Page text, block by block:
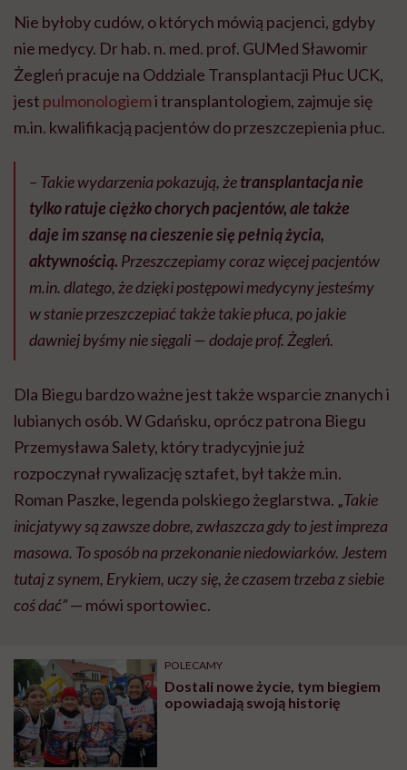
Nie byłoby cudów, o których mówią pacjenci, gdyby
nie medycy. Dr hab. n. med. prof. GUMed Sławomir
Żegleń pracuje na Oddziale Transplantacji Płuc UCK,
jest pulmonologiemi transplantologiem, zajmuje się
m.in. kwalifikacją pacjentów do przeszczepienia płuc.
– Takie wydarzenia pokazują, żetransplantacja nie
tylko ratuje ciężko chorych pacjentów, ale także
daje im szansę na cieszenie się pełnią życia,
aktywnością. Przeszczepiamy coraz więcej pacjentów
m.in. dlatego, że dzięki postępowi medycyny jesteśmy
w stanie przeszczepiać także takie płuca, po jakie
dawniej byśmy nie sięgali— dodaje prof. Żegleń.
Dla Biegu bardzo ważne jest także wsparcie znanych i
lubianych osób. W Gdańsku, oprócz patrona Biegu
Przemysława Salety, który tradycyjnie już
rozpoczynał rywalizację sztafet, był także m.in.
Roman Paszke, legenda polskiego żeglarstwa. „Takie
inicjatywy są zawsze dobre, zwłaszcza gdy to jest impreza
masowa. To sposób na przekonanie niedowiarków. Jestem
tutaj z synem, Erykiem, uczy się, że czasem trzeba z siebie
coś dać”— mówi sportowiec.
POLECAMY
Dostali nowe życie, tym biegiem
opowiadają swoją historię